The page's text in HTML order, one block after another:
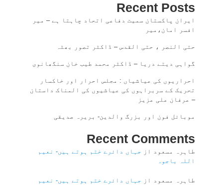
Recent Posts
ایران پاکستان سمیت دفاعی اتحاد چاہتا ہے – میر
افسر امان،میر
حتی النصر ، حتی القدس – ڈاکٹر تصور بھٹہ
گواہی دیتے دریا – ڈاکٹر محمد طیب خان سنگھانوی
احراریوں کی عیاشیاں : مجلس احرار اور خاکسار
تحریک کے سربراہوں کی عیاشیوں کی المناک داستان
– عرفان علی عزیز
موبائل فون اور بزرگ والدین- بریرہ صدیقی
Recent Comments
طاہرہ مسعود از جہاں دائرے ختم ہوتے ہیں- نعیم
اللہ باجوہ
طاہرہ مسعود از جہاں دائرے ختم ہوتے ہیں- نعیم